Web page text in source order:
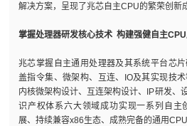
解决方案，呈现了兆芯自主CPU的繁荣创新
掌握处理器研发核心技术 构建强健自主
兆芯掌握自主通用处理器及其系统平台芯
盖指令集、微架构、互连、IO及其实现技
内核微架构设计、互连架构设计、IP研发、
识产权体系六大领域成功实现一系列自主
展、持续兼容x86生态、成熟完备的通用CPU